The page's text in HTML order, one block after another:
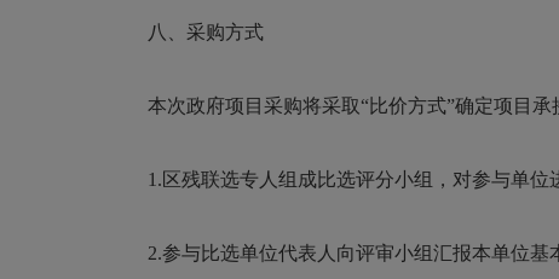
八、采购方式
本次政府项目采购将采取“比价方式”确定项目承
1.区残联选专人组成比选评分小组，对参与单位
2.参与比选单位代表人向评审小组汇报本单位基